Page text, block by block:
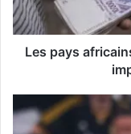
Les pays